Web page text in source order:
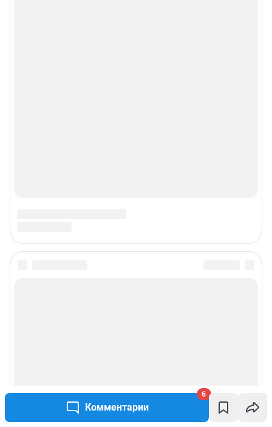
Комментарии
6